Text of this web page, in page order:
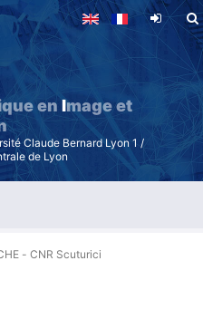
Aller
contenu
principal
en Image et
Claude Bernard Lyon 1 /
de Lyon
- CNR Scuturici